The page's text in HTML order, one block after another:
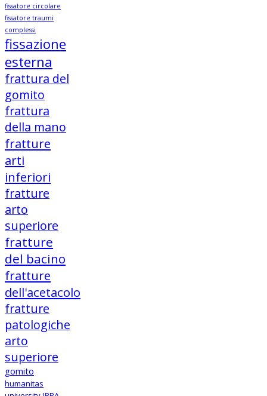
fissatore circolare
fissatore traumi
complessi
fissazione
esterna
frattura del
gomito
frattura
della mano
fratture
arti
inferiori
fratture
arto
superiore
fratture
del bacino
fratture
dell'acetacolo
fratture
patologiche
arto
superiore
gomito
humanitas